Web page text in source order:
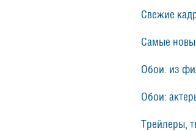
Свежие
Самые
Обои: из
Обои:
Трейлеры,